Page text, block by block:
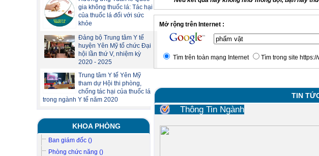
gia không thuốc lá: Tác hại
của thuốc lá đối với sức
khỏe
Đảng bộ Trung tâm Y tế
huyện Yên Mỹ tổ chức Đại
hội lần thứ V, nhiệm kỳ
2020 - 2025
Trung tâm Y tế Yên Mỹ
tham dự Hội thi phòng,
chống tác hại của thuốc lá
trong ngành Y tế năm 2020
KHOA PHÒNG
Ban giám đốc ()
Phòng chức năng ()
Mở rộng trên Internet :
Tìm trên toàn mạng Internet Tìm trong site
TIN
Thông Tin Ngành